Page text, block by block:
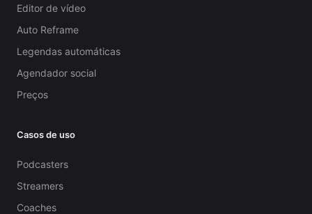
Editor de vídeo
Auto Reframe
Legendas automáticas
Agendador social
Preços
Casos de uso
Podcasters
Streamers
Coaches